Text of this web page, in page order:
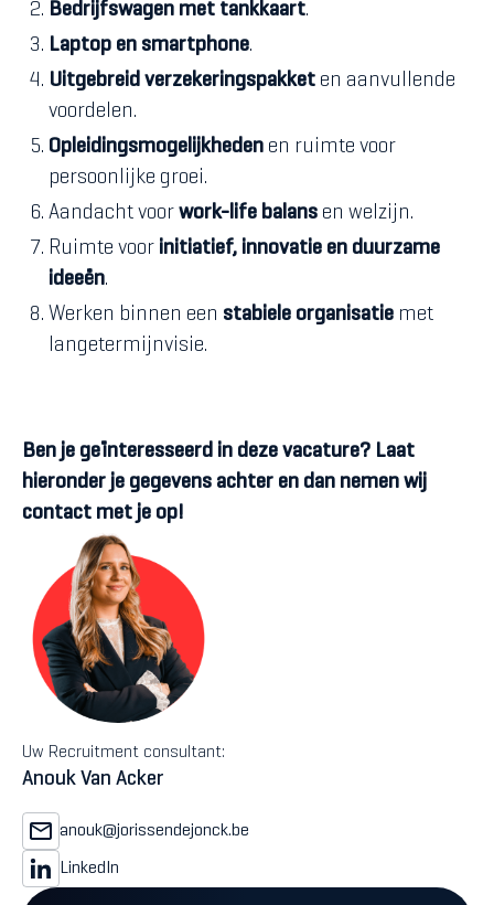
Bedrijfswagen met tankkaart.
Laptop en smartphone.
Uitgebreid verzekeringspakket en aanvullende
voordelen.
Opleidingsmogelijkheden en ruimte voor
persoonlijke groei.
Aandacht voor work-life balans en welzijn.
Ruimte voor initiatief, innovatie en duurzame
ideeën.
Werken binnen een stabiele organisatie met
langetermijnvisie.
Ben je geïnteresseerd in deze vacature? Laat
hieronder je gegevens achter en dan nemen wij
contact met je op!
Uw Recruitment consultant:
Anouk Van Acker
anouk@jorissendejonck.be
LinkedIn